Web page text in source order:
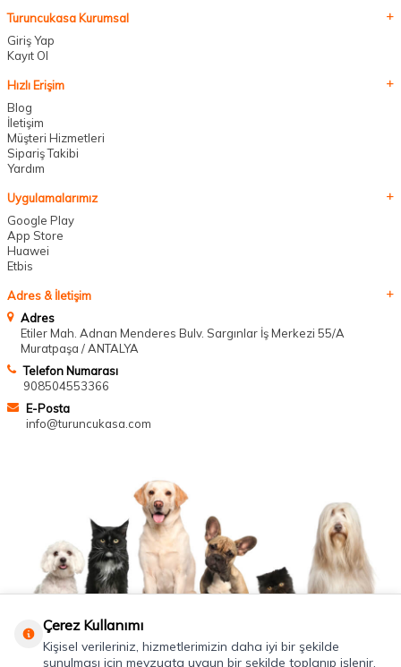
Turuncukasa Kurumsal
Giriş Yap
Kayıt Ol
Hızlı Erişim
Blog
İletişim
Müşteri Hizmetleri
Sipariş Takibi
Yardım
Uygulamalarımız
Google Play
App Store
Huawei
Etbis
Adres & İletişim
Adres
Etiler Mah. Adnan Menderes Bulv. Sargınlar İş Merkezi 55/A
Muratpaşa / ANTALYA
Telefon Numarası
908504553366
E-Posta
info@turuncukasa.com
Çerez Kullanımı
Kişisel verileriniz, hizmetlerimizin daha iyi bir şekilde
sunulması için mevzuata uygun bir şekilde toplanıp işlenir.